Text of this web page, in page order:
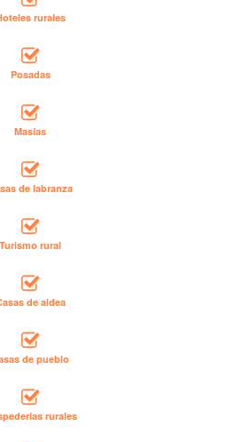
rurales
Posadas
Masías
de labranza
Turismo rural
de aldea
de pueblo
rurales